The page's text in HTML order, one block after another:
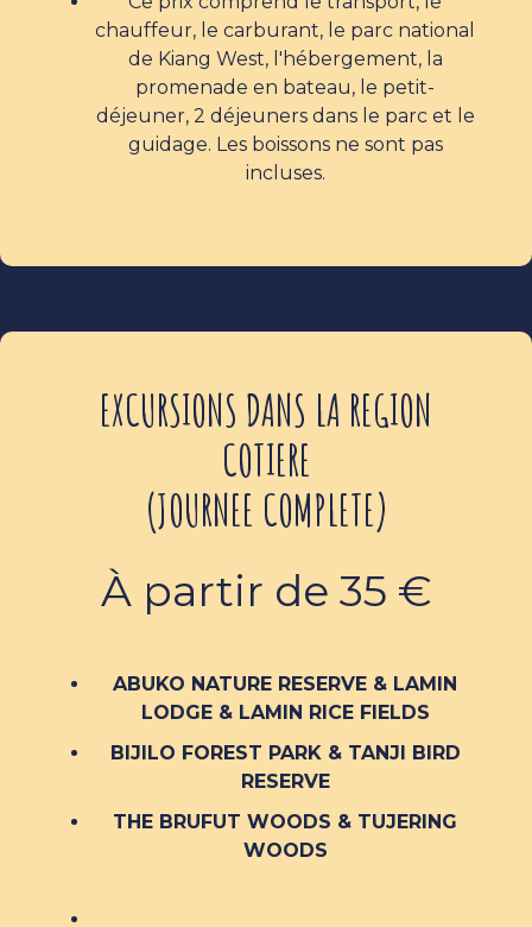
chauffeur, le carburant, le parc national
de Kiang West, l'hébergement, la
promenade en bateau, le petit-
déjeuner, 2 déjeuners dans le parc et le
guidage. Les boissons ne sont pas
incluses.
EXCURSIONS DANS LA REGION
COTIERE
(JOURNEE COMPLETE)
À partir de 35 €
ABUKO NATURE RESERVE & LAMIN
LODGE & LAMIN RICE FIELDS
BIJILO FOREST PARK & TANJI BIRD
RESERVE
THE BRUFUT WOODS & TUJERING
WOODS